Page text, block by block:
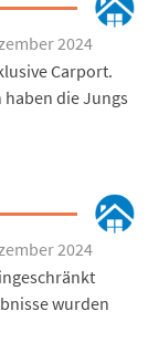
2024
Carport.
haben die Jungs
2024
wurden